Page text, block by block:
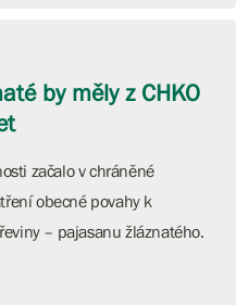
by měly z CHKO
začalo v chráněné
obecné povahy k
– pajasanu žláznatého.